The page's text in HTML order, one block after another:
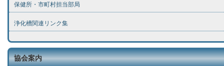
保健所・市町村担当部局
浄化槽関連リンク集
協会案内